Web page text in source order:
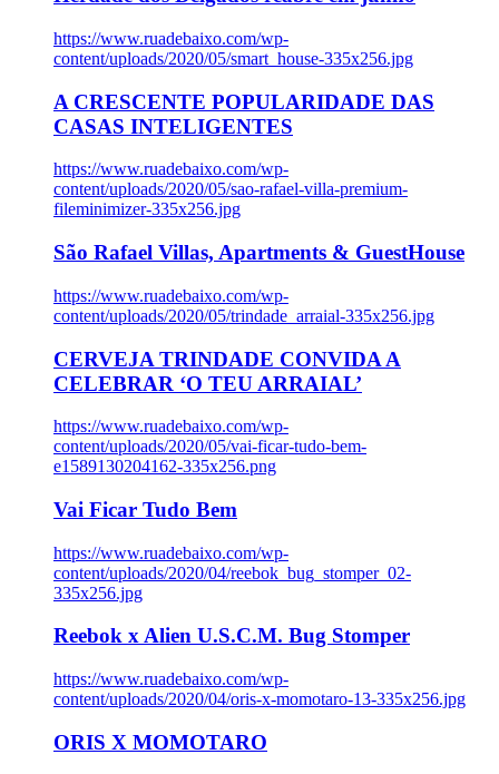
https://www.ruadebaixo.com/wp-
content/uploads/2020/05/smart_house-335x256.jpg
A CRESCENTE POPULARIDADE DAS
CASAS INTELIGENTES
https://www.ruadebaixo.com/wp-
content/uploads/2020/05/sao-rafael-villa-premium-
fileminimizer-335x256.jpg
São Rafael Villas, Apartments & GuestHouse
https://www.ruadebaixo.com/wp-
content/uploads/2020/05/trindade_arraial-335x256.jpg
CERVEJA TRINDADE CONVIDA A
CELEBRAR ‘O TEU ARRAIAL’
https://www.ruadebaixo.com/wp-
content/uploads/2020/05/vai-ficar-tudo-bem-
e1589130204162-335x256.png
Vai Ficar Tudo Bem
https://www.ruadebaixo.com/wp-
content/uploads/2020/04/reebok_bug_stomper_02-
335x256.jpg
Reebok x Alien U.S.C.M. Bug Stomper
https://www.ruadebaixo.com/wp-
content/uploads/2020/04/oris-x-momotaro-13-335x256.jpg
ORIS X MOMOTARO